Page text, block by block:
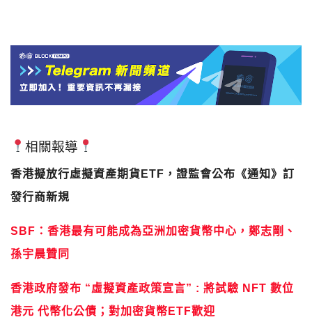
相關報導
香港擬放行虛擬資產期貨ETF，證監會公布《通知》訂
發行商新規
SBF：香港最有可能成為亞洲加密貨幣中心，鄭志剛、
孫宇晨贊同
香港政府發布 “虛擬資產政策宣言” : 將試驗 NFT 數位
港元 代幣化公債；對加密貨幣ETF歡迎